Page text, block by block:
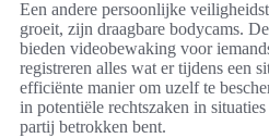
Een andere persoonlijke
groeit, zijn draagbare bodycams.
bieden videobewaking voor
registreren alles wat er tijdens een
efficiënte manier om uzelf te
in potentiële rechtszaken in
partij betrokken bent.